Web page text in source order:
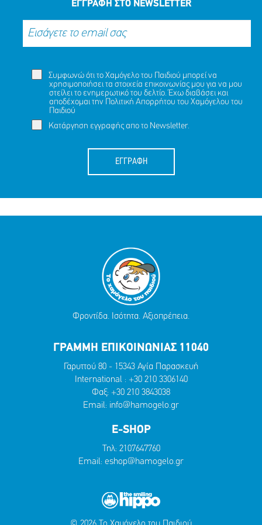
ΕΓΓΡΑΦΗ ΣΤΟ NEWSLETTER
Συμφωνώ ότι το Χαμόγελο του Παιδιού μπορεί να
χρησιμοποιήσει τα στοιχεία επικοινωνίας μου για να μου
στείλει το ενημερωτικό του δελτίο. Έχω διαβάσει και
αποδέχομαι την Πολιτική Απορρήτου του Χαμόγελου του
Παιδιού
Κατάργηση εγγραφής απο το Newsletter.
ΕΓΓΡΑΦΗ
Φροντίδα. Ισότητα. Αξιοπρέπεια.
ΓΡΑΜΜΗ ΕΠΙΚΟΙΝΩΝΙΑΣ 11040
Γαρυττού 80 - 15343 Αγία Παρασκευή
International : +30 210 3306140
Φαξ: +30 210 3843038
Email: info@hamogelo.gr
E-SHOP
Τηλ: 2107647760
Email: eshop@hamogelo.gr